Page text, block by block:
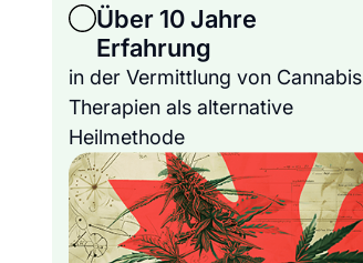
Über 10 Jahre
Erfahrung
in der Vermittlung von Cannabis
Therapien als alternative
Heilmethode